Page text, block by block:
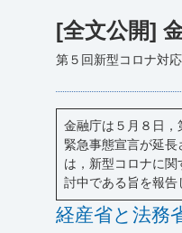
[全文公開]
第５回新型コロナ対
金融庁は５月８日
緊急事態宣言が延
は，新型コロナに
討中である旨を報
経産省と法務